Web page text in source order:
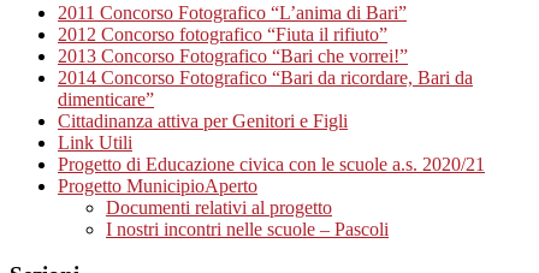
2011 Concorso Fotografico “L’anima di Bari”
2012 Concorso fotografico “Fiuta il rifiuto”
2013 Concorso Fotografico “Bari che vorrei!”
2014 Concorso Fotografico “Bari da ricordare, Bari da
dimenticare”
Cittadinanza attiva per Genitori e Figli
Link Utili
Progetto di Educazione civica con le scuole a.s. 2020/21
Progetto MunicipioAperto
Documenti relativi al progetto
I nostri incontri nelle scuole – Pascoli